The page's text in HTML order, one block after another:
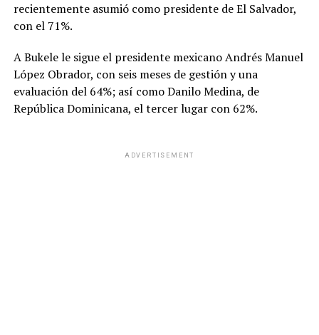
recientemente asumió como presidente de El Salvador,
con el 71%.
A Bukele le sigue el presidente mexicano Andrés Manuel
López Obrador, con seis meses de gestión y una
evaluación del 64%; así como Danilo Medina, de
República Dominicana, el tercer lugar con 62%.
ADVERTISEMENT